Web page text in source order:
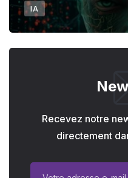
IA
Recevez notre
directement